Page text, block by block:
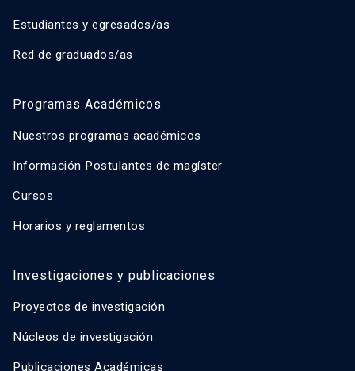
Estudiantes y egresados/as
Red de graduados/as
Programas Académicos
Nuestros programas académicos
Información Postulantes de magíster
Cursos
Horarios y reglamentos
Investigaciones y publicaciones
Proyectos de investigación
Núcleos de investigación
Publicaciones Académicas